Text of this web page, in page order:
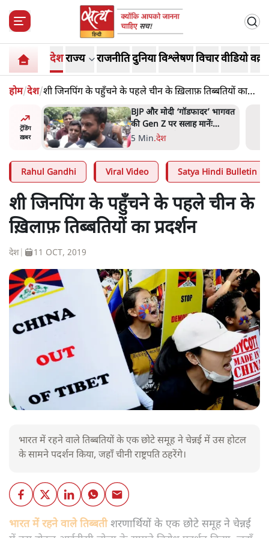
देशराज्य राजनीतिदुनियाविश्लेषणविचारवीडियो
होम/देश/शी जिनपिंग के पहुँचने के पहले चीन के ख़िलाफ़ तिब्बतियों का
प्रदर्शन
ट्रेंडिंग
ख़बर
पूरी दाल
कर
BJP और मोदी ‘गॉडफादर’ भागवत
की Gen Z पर सलाह मानेंः
अभिजीत दिपके
5 Min.देश
Rahul Gandhi Viral Video Satya Hindi Bulletin
शी जिनपिंग के पहुँचने के पहले चीन के
ख़िलाफ़ तिब्बतियों का प्रदर्शन
देश 11 OCT, 2019
भारत में रहने वाले तिब्बतियों के एक छोटे समूह ने चेन्नई में उस होटल
के सामने पदर्शन किया, जहाँ चीनी राष्ट्रपति ठहरेंगे।
भारत में रहने वाले तिब्बतीशरणार्थियों के एक छोटे समूह ने चेन्नई